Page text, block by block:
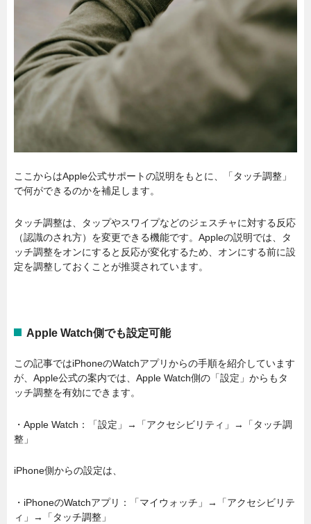
ここからはApple公式サポートの説明をもとに、「タッチ調整」
で何ができるのかを補足します。
タッチ調整は、タップやスワイプなどのジェスチャに対する反応
（認識のされ方）を変更できる機能です。Appleの説明では、タ
ッチ調整をオンにすると反応が変化するため、オンにする前に設
定を調整しておくことが推奨されています。
Apple Watch側でも設定可能
この記事ではiPhoneのWatchアプリからの手順を紹介しています
が、Apple公式の案内では、Apple Watch側の「設定」からもタ
ッチ調整を有効にできます。
・Apple Watch：「設定」→「アクセシビリティ」→「タッチ調
整」
iPhone側からの設定は、
・iPhoneのWatchアプリ：「マイウォッチ」→「アクセシビリテ
ィ」→「タッチ調整」